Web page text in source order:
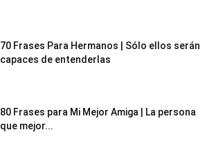
70 Frases Para Hermanos | Sólo ellos serán
capaces de entenderlas
80 Frases para Mi Mejor Amiga | La persona
que mejor...